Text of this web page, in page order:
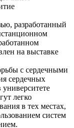
разработанный
на выставке
с сердечными
сердечных
легко
в тех местах,
систем